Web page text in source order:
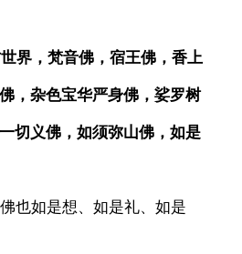
界，梵音佛，宿王佛，香上
，杂色宝华严身佛，娑罗树
切义佛，如须弥山佛，如是
也如是想、如是礼、如是